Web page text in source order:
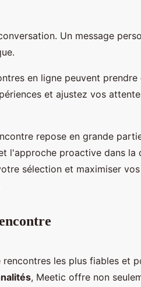
Un message
en ligne peuvent prendre
et ajustez vos
repose en grande
l'approche proactive dans la
sélection et maximiser
les plus fiables et
, Meetic offre non